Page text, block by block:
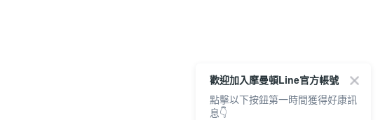
歡迎加入摩曼頓Line官方帳號
點擊以下按鈕第一時間獲得好康訊
息👇